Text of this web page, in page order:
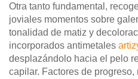
Otra tanto fundamental,
joviales momentos sobre
tonalidad de matiz y
incorporados antimetales
desplazándolo hacia el pelo
capilar. Factores de